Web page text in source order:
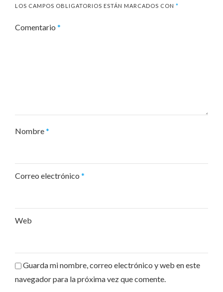
LOS CAMPOS OBLIGATORIOS ESTÁN MARCADOS CON *
Comentario *
Nombre*
Correo electrónico *
Web
Guarda mi nombre, correo electrónico y web en este
navegador para la próxima vez que comente.